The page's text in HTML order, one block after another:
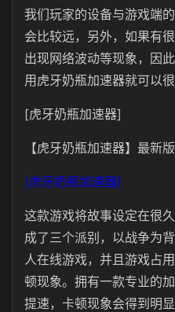
我们玩家的设备与游戏端
会比较远，另外，如果有
出现网络波动等现象，因
用虎牙奶瓶加速器就可以
[虎牙奶瓶加速器]
【虎牙奶瓶加速器】最新
[虎牙奶瓶加速器]
这款游戏将故事设定在很
成了三个派别，以战争为
人在线游戏，并且游戏占
顿现象。拥有一款专业的
提速，卡顿现象会得到明